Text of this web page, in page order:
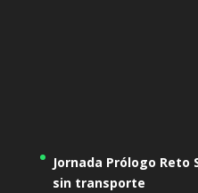
Jornada Prólogo Reto
sin transporte